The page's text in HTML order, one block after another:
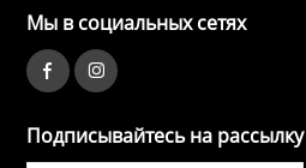
Мы в социальных сетях
Подписывайтесь на рассылку